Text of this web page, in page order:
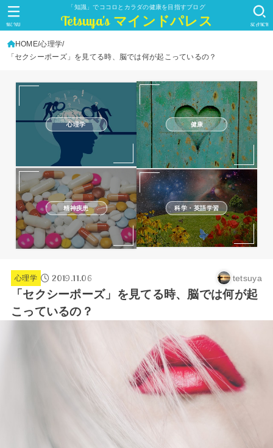
「知識」でココロとカラダの健康を目指すブログ
Tetsuya's マインドパレス SEARCH
MENU
HOME 心理学
「セクシーポーズ」を見てる時、脳では何が起こっているの？
心理学 健康
精神疾患 科学・英語学習
心理学 2019.11.06 tetsuya
「セクシーポーズ」を見てる時、脳では何が起
こっているの？